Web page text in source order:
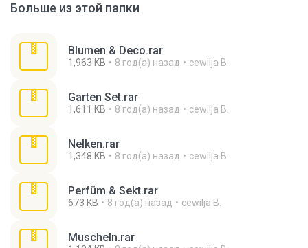
Больше из этой папки
Blumen & Deco.rar
1,963 KB 8 год(а) назад cewilja B.
Garten Set.rar
1,611 KB 8 год(а) назад cewilja B.
Nelken.rar
1,348 KB 8 год(а) назад cewilja B.
Perfüm & Sekt.rar
673 KB 8 год(а) назад cewilja B.
Muscheln.rar